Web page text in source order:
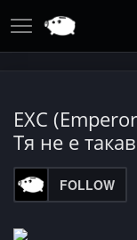
EXC
Тя не е
FOLLOW